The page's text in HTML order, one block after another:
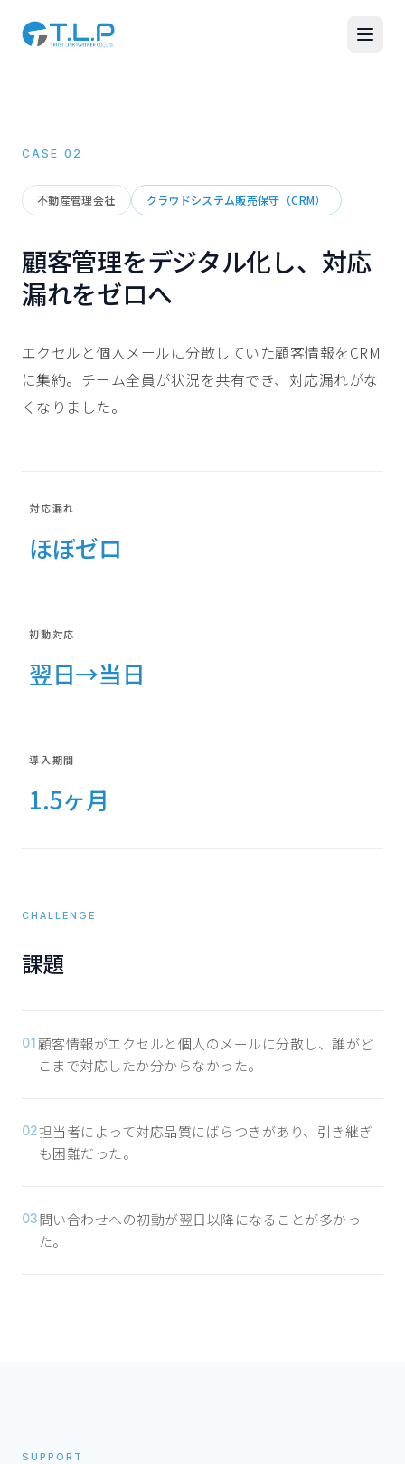
CASE 02
不動産管理会社 クラウドシステム販売保守（CRM）
顧客管理をデジタル化し、対応
漏れをゼロへ
エクセルと個人メールに分散していた顧客情報をCRM
に集約。チーム全員が状況を共有でき、対応漏れがな
くなりました。
対応漏れ
ほぼゼロ
初動対応
翌日→当日
導入期間
1.5ヶ月
CHALLENGE
課題
01 顧客情報がエクセルと個人のメールに分散し、誰がど
こまで対応したか分からなかった。
02担当者によって対応品質にばらつきがあり、引き継ぎ
も困難だった。
03問い合わせへの初動が翌日以降になることが多かっ
た。
SUPPORT